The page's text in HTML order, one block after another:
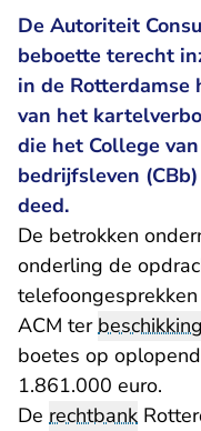
De Autoriteit
beboette terecht
in de Rotterdamse
van het
die het College
bedrijfsleven
deed.
De betrokken
onderling de
ACM terbeschikking
boetes op
1.861.000 euro.
De rechtbank